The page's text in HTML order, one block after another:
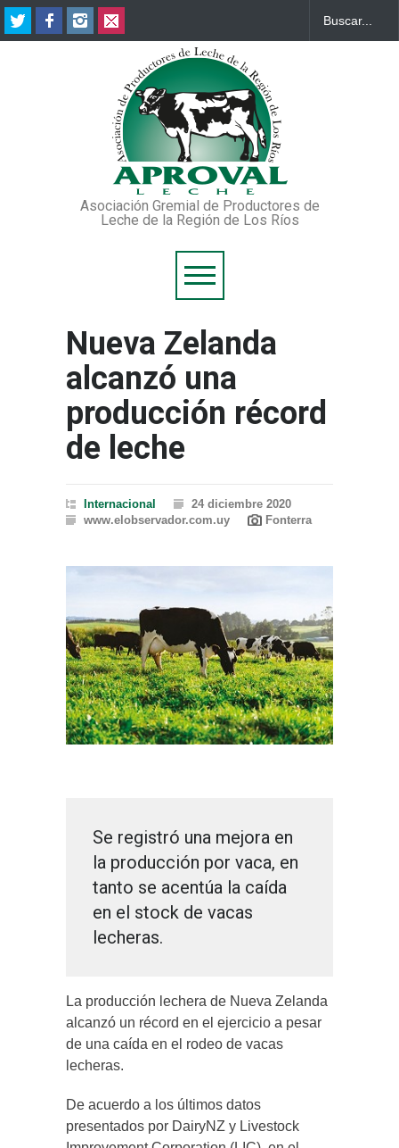
Asociación Gremial de Productores de
Leche de la Región de Los Ríos
Nueva Zelanda
alcanzó una
producción récord
de leche
Internacional
24 diciembre 2020
www.elobservador.com.uy
Fonterra
Se registró una mejora en
la producción por vaca, en
tanto se acentúa la caída
en el stock de vacas
lecheras.
La producción lechera de Nueva Zelanda
alcanzó un récord en el ejercicio a pesar
de una caída en el rodeo de vacas
lecheras.
De acuerdo a los últimos datos
presentados por DairyNZ y Livestock